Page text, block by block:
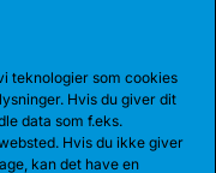
teknologier som cookies
Hvis du giver dit
data som f.eks.
Hvis du ikke giver
kan det have en